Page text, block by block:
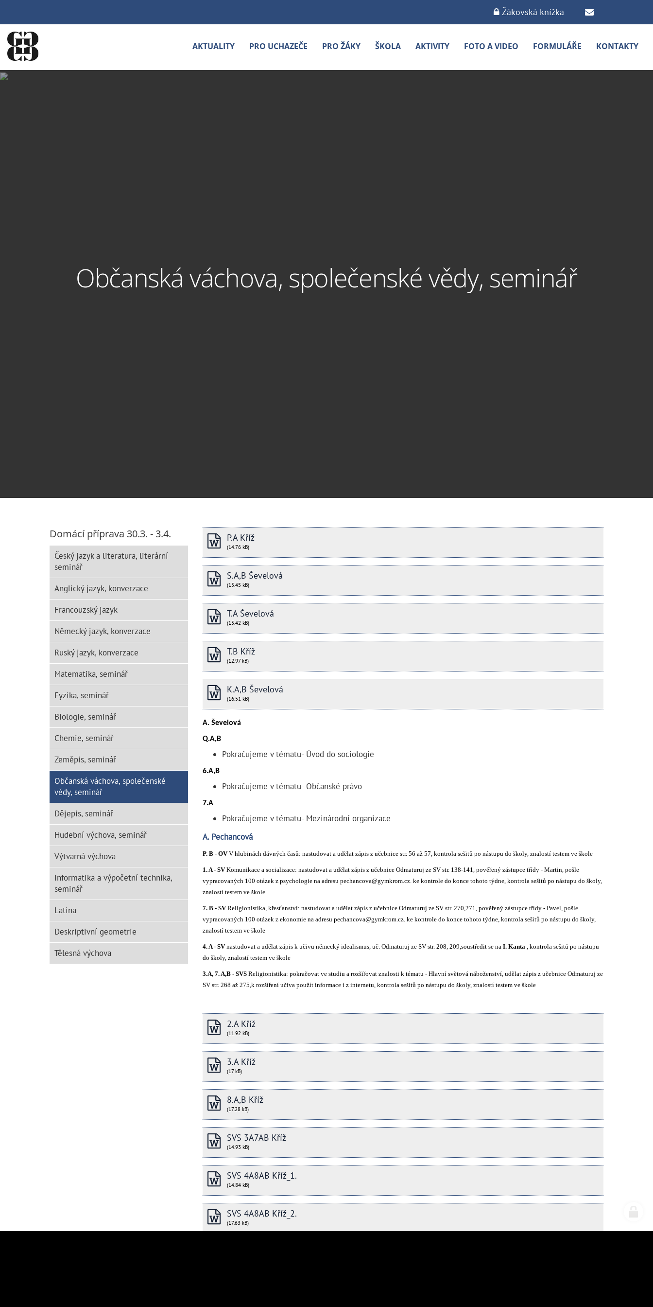
Žákovská knížka
AKTUALITY PRO UCHAZEČE PRO ŽÁKY ŠKOLA AKTIVITY FOTO A VIDEO FORMULÁŘE KONTAKTY
Občanská váchova, společenské vědy, seminář
Domácí příprava 30.3. - 3.4.
Český jazyk a literatura, literární
seminář
Anglický jazyk, konverzace
Francouzský jazyk
Německý jazyk, konverzace
Ruský jazyk, konverzace
Matematika, seminář
Fyzika, seminář
Biologie, seminář
Chemie, seminář
Zeměpis, seminář
Občanská váchova, společenské
vědy, seminář
Dějepis, seminář
Hudební výchova, seminář
Výtvarná výchova
Informatika a výpočetní technika,
seminář
Latina
Deskriptivní geometrie
Tělesná výchova
P.A Kříž
(14.76 kB)
S.A,B Ševelová
(15.45 kB)
T.A Ševelová
(15.42 kB)
T.B Kříž
(12.97 kB)
K.A,B Ševelová
(16.51 kB)
A. Ševelová
Q.A,B
Pokračujeme v tématu- Úvod do sociologie
6.A,B
Pokračujeme v tématu- Občanské právo
7.A
Pokračujeme v tématu- Mezinárodní organizace
A. Pechancová
P. B - OVV hlubinách dávných časů: nastudovat a udělat zápis z učebnice str. 56 až 57, kontrola sešitů po nástupu do školy, znalostí testem ve škole
1. A - SVKomunikace a socializace: nastudovat a udělat zápis z učebnice Odmaturuj ze SV str. 138-141, pověřený zástupce třídy - Martin, pošle
vypracovaných 100 otázek z psychologie na adresu pechancova@gymkrom.cz. ke kontrole do konce tohoto týdne, kontrola sešitů po nástupu do školy,
znalostí testem ve škole
7. B - SVReligionistika, křesťanství: nastudovat a udělat zápis z učebnice Odmaturuj ze SV str. 270,271, pověřený zástupce třídy - Pavel, pošle
vypracovaných 100 otázek z ekonomie na adresu pechancova@gymkrom.cz. ke kontrole do konce tohoto týdne, kontrola sešitů po nástupu do školy,
znalostí testem ve škole
4. A - SVnastudovat a udělat zápis k učivu německý idealismus, uč. Odmaturuj ze SV str. 208, 209,soustředit se na I. Kanta , kontrola sešitů po nástupu
do školy, znalostí testem ve škole
3.A, 7. A,B - SVS Religionistika: pokračovat ve studiu a rozšiřovat znalosti k tématu - Hlavní světová náboženství, udělat zápis z učebnice Odmaturuj ze
SV str. 268 až 275,k rozšíření učiva použít informace i z internetu, kontrola sešitů po nástupu do školy, znalostí testem ve škole
2.A Kříž
(11.92 kB)
3.A Kříž
(17 kB)
8.A,B Kříž
(17.28 kB)
SVS 3A7AB Kříž
(14.93 kB)
SVS 4A8AB Kříž_1.
(14.84 kB)
SVS 4A8AB Kříž_2.
(17.63 kB)